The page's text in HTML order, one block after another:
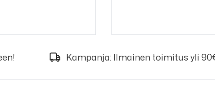
Kampanja: Ilmainen toimitus yli